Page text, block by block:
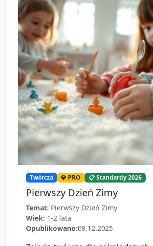
Twórcza 💎 PRO 📋 Standardy 2026
Pierwszy Dzień Zimy
Temat: Pierwszy Dzień Zimy
Wiek: 1-2 lata
Opublikowano:09.12.2025